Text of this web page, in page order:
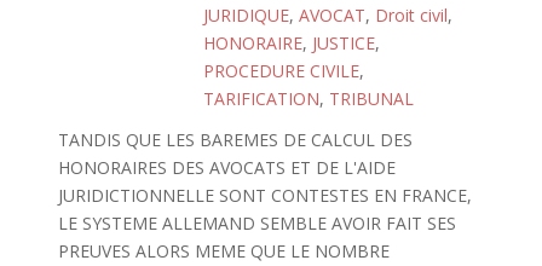
JURIDIQUE, AVOCAT, Droit civil,
HONORAIRE, JUSTICE,
PROCEDURE CIVILE,
TARIFICATION, TRIBUNAL
TANDIS QUE LES BAREMES DE CALCUL DES
HONORAIRES DES AVOCATS ET DE L'AIDE
JURIDICTIONNELLE SONT CONTESTES EN FRANCE,
LE SYSTEME ALLEMAND SEMBLE AVOIR FAIT SES
PREUVES ALORS MEME QUE LE NOMBRE